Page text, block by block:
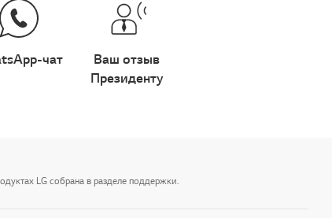
чат
Ваш отзыв
Президенту
LG собрана в разделе поддержки.